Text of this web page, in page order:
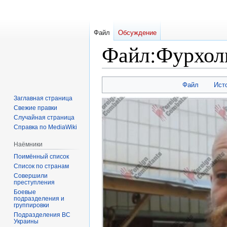
Файл:
к
навигации
к
поиску
Файл
Файл Обсуждение
Заглавная страница
Свежие правки
Случайная страница
Справка по MediaWiki
Наёмники
Поимённый список
Список по странам
Совершили
преступления
Боевые
подразделения и
группировки
Подразделения ВС
Украины